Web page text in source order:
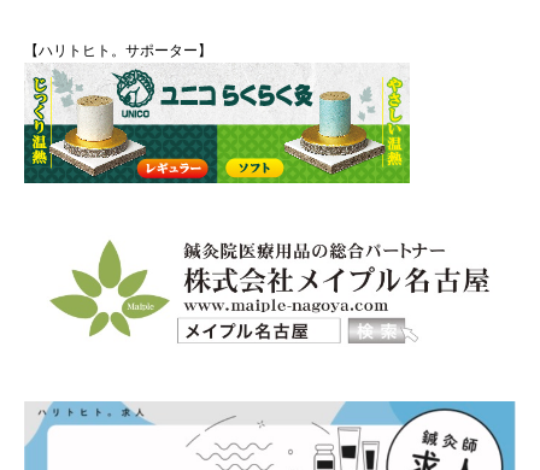
【ハリトヒト。サポーター】